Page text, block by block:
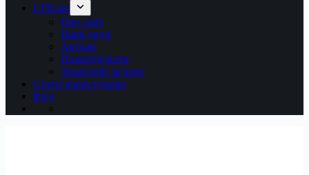
LTB.net
Про сайт
Наші друзі
Автори
Пожертвувати
Зворотній зв’язок
Статті користувачів
Вхід